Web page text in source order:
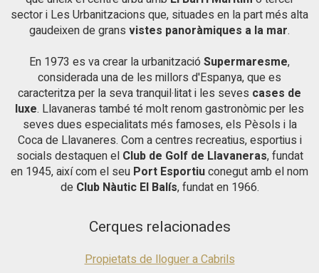
habitatge garanteix tranquil·litat, discreció i un entorn segur.
La distribució de la casa és la següent. Planta baixa: Ampli
saló-menjador amb sortida directa al jardí i a la piscina amb
equipada i integrada amb l'espai exterior. Dues habitacions
dobles en suite, una d'elles amb vestidor i accés al jardí, dues
habitacions dobles addicionals que comparteixen un bany
complet, habitació de servei amb bany amb dutxa. Accés
directe a un jardí pla amb porxo cobert i piscina. Planta
superior: Tres àmplies suites, una d'elles amb vestidor,
habitació individual actualment destinada a despatx, amb
accés a terrassa privada i vistes buidades a la mar. Espais
addicionals: Sala de cinema privada i gimnàs. Una propietat
pensada per al gaudi dels sentits en el qual la mar és el
sector i Les Urbanitzacions que, situades en la part més alta
gaudeixen de grans vistes panoràmiques a la mar.
En 1973 es va crear la urbanització Supermaresme,
considerada una de les millors d'Espanya, que es
caracteritza per la seva tranquil·litat i les seves cases de
luxe. Llavaneras també té molt renom gastronòmic per les
seves dues especialitats més famoses, els Pèsols i la
Coca de Llavaneres. Com a centres recreatius, esportius i
socials destaquen el Club de Golf de Llavaneras, fundat
en 1945, així com el seu Port Esportiuconegut amb el nom
de Club Nàutic El Balís, fundat en 1966.
Cerques relacionades
Propietats de lloguer a Cabrils